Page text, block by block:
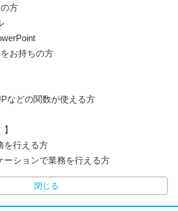
方
お持ちの方
などの関数が使える方
を行える方
ションで業務を行える方
閉じる